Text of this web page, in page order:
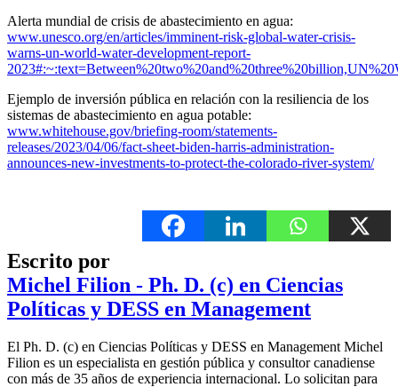
Alerta mundial de crisis de abastecimiento en agua:
www.unesco.org/en/articles/imminent-risk-global-water-crisis-
warns-un-world-water-development-report-
Ejemplo de inversión pública en relación con la resiliencia de los
sistemas de abastecimiento en agua potable:
www.whitehouse.gov/briefing-room/statements-
releases/2023/04/06/fact-sheet-biden-harris-administration-
announces-new-investments-to-protect-the-colorado-river-system/
Escrito por
Michel Filion - Ph. D. (c) en Ciencias
Políticas y DESS en Management
El Ph. D. (c) en Ciencias Políticas y DESS en Management Michel
Filion es un especialista en gestión pública y consultor canadiense
con más de 35 años de experiencia internacional. Lo solicitan para